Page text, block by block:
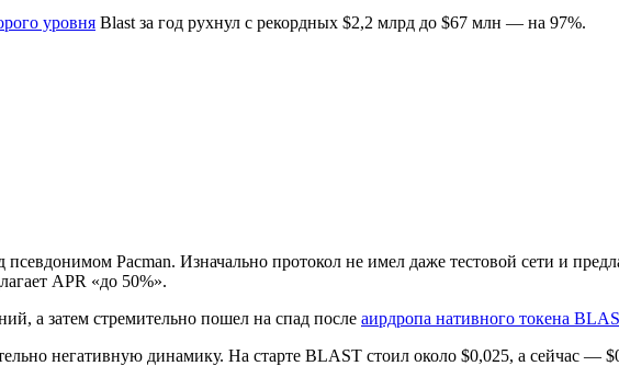
уровня Blast за год рухнул с рекордных $2,2 млрд до $67 млн — на 97%.
Pacman. Изначально протокол не имел даже тестовой сети и
APR «до 50%».
а затем стремительно пошел на спад после аирдропа нативного токена
негативную динамику. На старте BLAST стоил около $0,025, а сейчас —